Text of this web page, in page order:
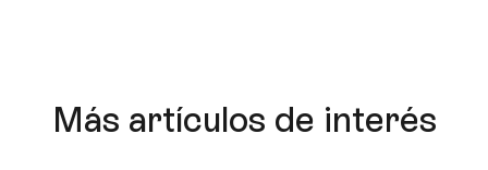
Más artículos de interés